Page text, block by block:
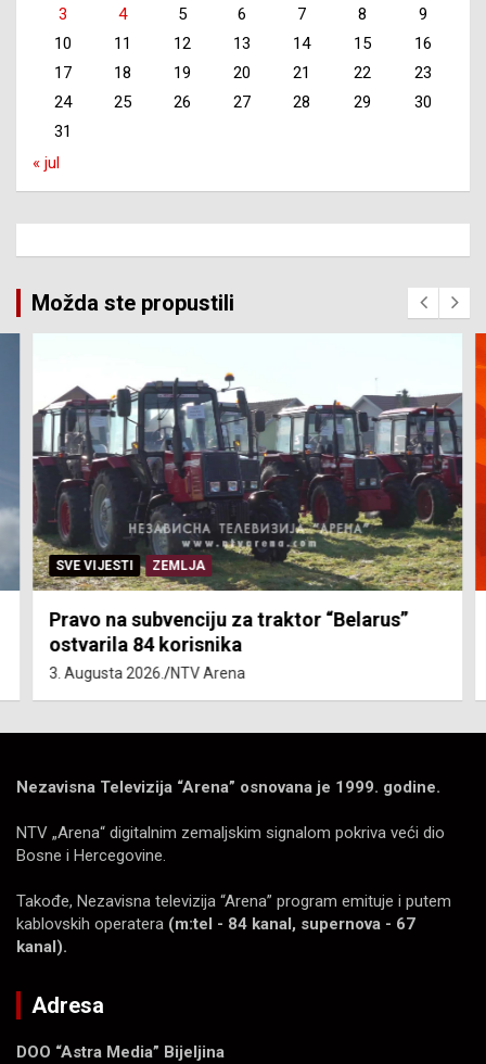
3
4 5 6 7 8
9
10
11 12 13 14 15
16
17
18 19 20 21 22
23
24
25 26 27 28 29
30
31
« jul
Možda ste propustili
SVE VIJESTI ZEMLJA
Pravo na subvenciju za traktor “Belarus”
ostvarila 84 korisnika
3. Augusta 2026. NTV Arena
Nezavisna Televizija “Arena” osnovana je 1999. godine.
NTV „Arena“ digitalnim zemaljskim signalom pokriva veći dio
Bosne i Hercegovine.
Takođe, Nezavisna televizija “Arena” program emituje i putem
kablovskih operatera (m:tel - 84 kanal, supernova - 67
kanal).
Adresa
DOO “Astra Media” Bijeljina